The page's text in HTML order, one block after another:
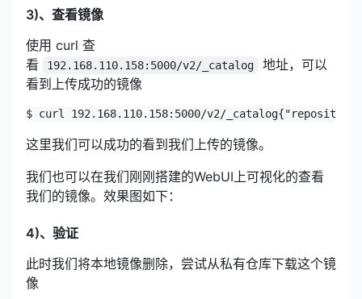
3)、查看镜像
使用 curl 查
看
192.168.110.158:5000/v2/_catalog
地址，可以
看到上传成功的镜像
$ curl 192.168.110.158:5000/v2/_catalog
这里我们可以成功的看到我们上传的镜像。
我们也可以在我们刚刚搭建的WebUI上可视化的查看
我们的镜像。效果图如下：
4)、验证
此时我们将本地镜像删除，尝试从私有仓库下载这个镜
像